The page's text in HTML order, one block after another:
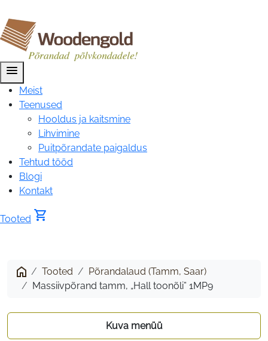
menu
Meist
Teenused
Hooldus ja kaitsmine
Lihvimine
Puitpõrandate paigaldus
Tehtud tööd
Blogi
Kontakt
Tooted shopping_cart
„Hall
1MP9
Tooted
Põrandalaud (Tamm, Saar)
Massiivpõrand tamm, „Hall toonõli” 1MP9
Kuva menüü